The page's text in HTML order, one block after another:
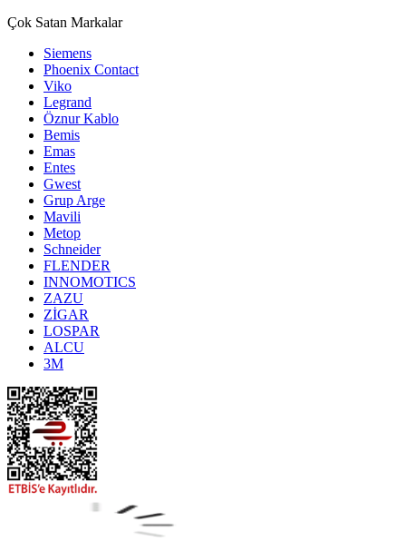
Çok Satan Markalar
Siemens
Phoenix Contact
Viko
Legrand
Öznur Kablo
Bemis
Emas
Entes
Gwest
Grup Arge
Mavili
Metop
Schneider
FLENDER
INNOMOTICS
ZAZU
ZİGAR
LOSPAR
ALCU
3M